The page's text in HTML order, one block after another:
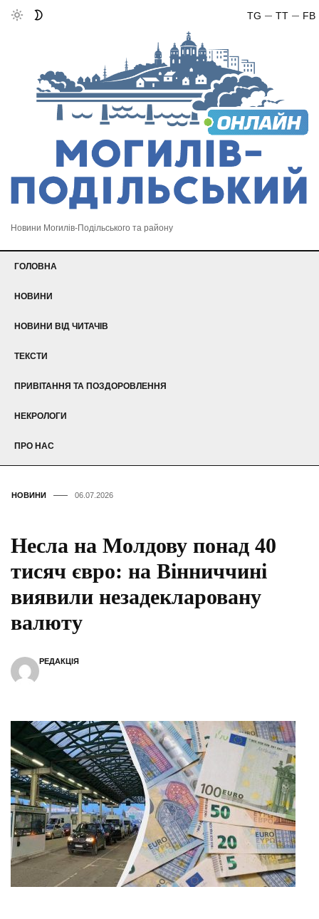
FB
TT
TG
Новини Могилів-Подільського та району
ГОЛОВНА
НОВИНИ
НОВИНИ ВІД ЧИТАЧІВ
ТЕКСТИ
ПРИВІТАННЯ ТА ПОЗДОРОВЛЕННЯ
НЕКРОЛОГИ
ПРО НАС
НОВИНИ 06.07.2026
Несла на Молдову понад 40
тисяч євро: на Вінниччині
виявили незадекларовану
валюту
РЕДАКЦІЯ